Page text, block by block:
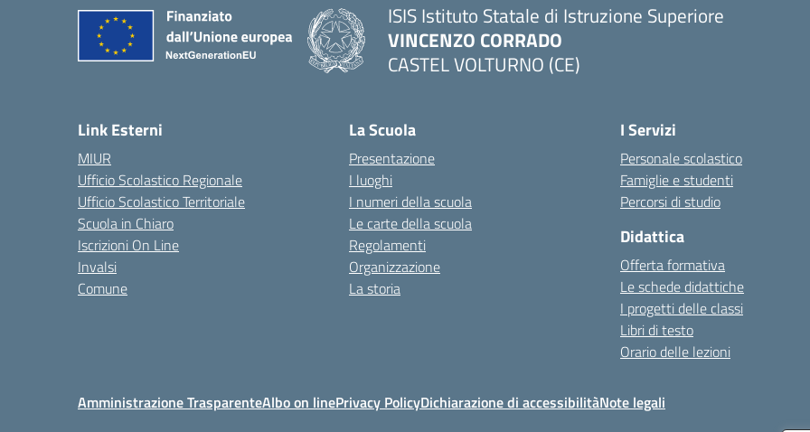
ISIS Istituto Statale di Istruzione Superiore
VINCENZO CORRADO
CASTEL VOLTURNO (CE)
Link Esterni
MIUR
Ufficio Scolastico Regionale
Ufficio Scolastico Territoriale
Scuola in Chiaro
Iscrizioni On Line
Invalsi
Comune
La Scuola
Presentazione
I luoghi
I numeri della scuola
Le carte della scuola
Regolamenti
Organizzazione
La storia
I Servizi
Personale scolastico
Famiglie e studenti
Percorsi di studio
Didattica
Offerta formativa
Le schede didattiche
I progetti delle classi
Libri di testo
Orario delle lezioni
Amministrazione TrasparenteAlbo on linePrivacy PolicyDichiarazione di accessibilitàNote legali